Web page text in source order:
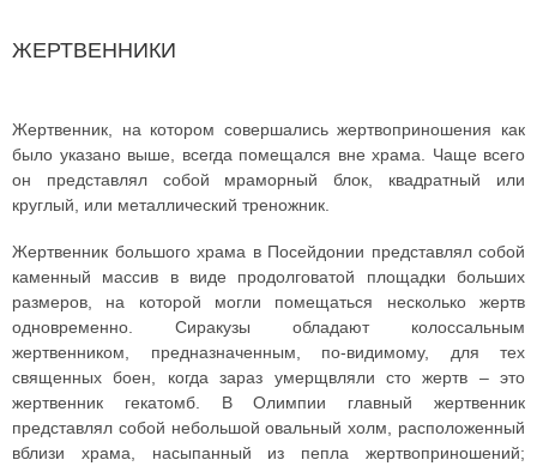
ЖЕРТВЕННИКИ
Жертвенник, на котором совершались жертвоприношения как
было указано выше, всегда помещался вне храма. Чаще всего
он представлял собой мраморный блок, квадратный или
круглый, или металлический треножник.
Жертвенник большого храма в Посейдонии представлял собой
каменный массив в виде продолговатой площадки больших
размеров, на которой могли помещаться несколько жертв
одновременно. Сиракузы обладают колоссальным
жертвенником, предназначенным, по-видимому, для тех
священных боен, когда зараз умерщвляли сто жертв – это
жертвенник гекатомб. В Олимпии главный жертвенник
представлял собой небольшой овальный холм, расположенный
вблизи храма, насыпанный из пепла жертвоприношений;